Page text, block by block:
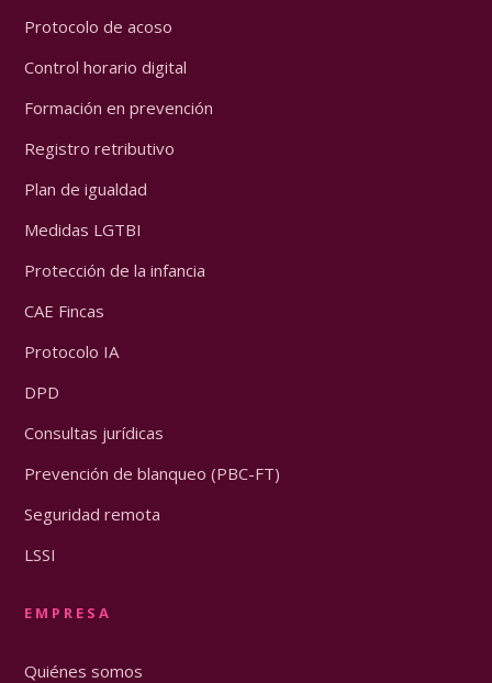
Protocolo de acoso
Control horario digital
Formación en prevención
Registro retributivo
Plan de igualdad
Medidas LGTBI
Protección de la infancia
CAE Fincas
Protocolo IA
DPD
Consultas jurídicas
Prevención de blanqueo (PBC-FT)
Seguridad remota
LSSI
EMPRESA
Quiénes somos